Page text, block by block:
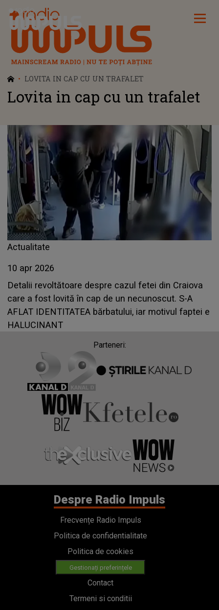
Radio Impuls
LOVITA IN CAP CU UN TRAFALET
Lovita in cap cu un trafalet
Actualitate
10 apr 2026
Detalii revoltătoare despre cazul fetei din Craiova
care a fost lovită în cap de un necunoscut. S-A
AFLAT IDENTITATEA bărbatului, iar motivul faptei e
HALUCINANT
Parteneri:
Despre Radio Impuls
Frecvențe Radio Impuls
Politica de confidentialitate
Politica de cookies
Gestionați preferințele
Contact
Termeni si conditii